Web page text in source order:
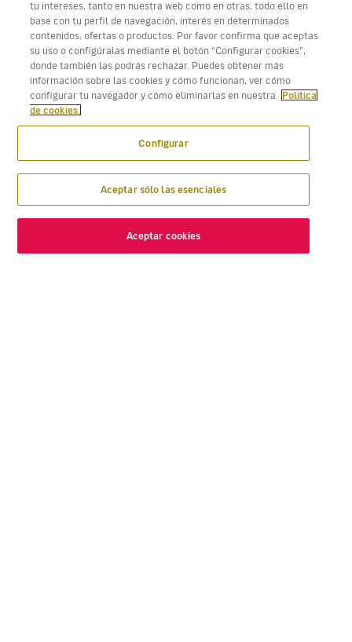
tu intereses, tanto en nuestra web como en otras, todo ello en
base con tu perfil de navegación, interés en determinados
contenidos, ofertas o productos. Por favor confirma que aceptas
su uso o configúralas mediante el botón “Configurar cookies”,
donde también las podrás rechazar. Puedes obtener más
información sobre las cookies y cómo funcionan, ver cómo
configurar tu navegador y cómo eliminarlas en nuestra
Política
de cookies.
Configurar
Aceptar sólo las esenciales
Aceptar cookies